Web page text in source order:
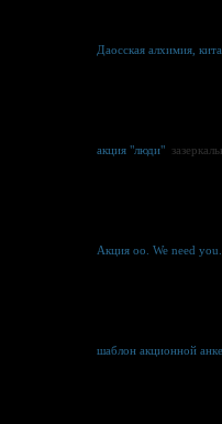
Даосская алхимия,
акция "люди"
Акция оо. We need you.
шаблон акционной